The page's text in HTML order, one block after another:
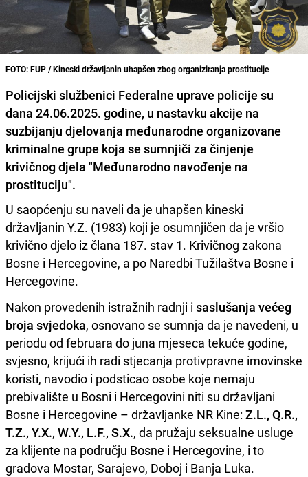
FOTO: FUP / Kineski državljanin uhapšen zbog organiziranja prostitucije
Policijski službenici Federalne uprave policije su
dana 24.06.2025. godine, u nastavku akcije na
suzbijanju djelovanja međunarodne organizovane
kriminalne grupe koja se sumnjiči za činjenje
krivičnog djela "Međunarodno navođenje na
prostituciju".
U saopćenju su naveli da je uhapšen kineski
državljanin Y.Z. (1983) koji je osumnjičen da je vršio
krivično djelo iz člana 187. stav 1. Krivičnog zakona
Bosne i Hercegovine, a po Naredbi Tužilaštva Bosne i
Hercegovine.
Nakon provedenih istražnih radnji i saslušanja većeg
broja svjedoka, osnovano se sumnja da je navedeni, u
periodu od februara do juna mjeseca tekuće godine,
svjesno, krijući ih radi stjecanja protivpravne imovinske
koristi, navodio i podsticao osobe koje nemaju
prebivalište u Bosni i Hercegovini niti su državljani
Bosne i Hercegovine – državljanke NR Kine: Z.L., Q.R.,
T.Z., Y.X., W.Y., L.F., S.X., da pružaju seksualne usluge
za klijente na području Bosne i Hercegovine, i to
gradova Mostar, Sarajevo, Doboj i Banja Luka.